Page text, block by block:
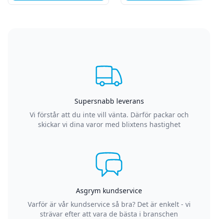
Supersnabb leverans
Vi förstår att du inte vill vänta. Därför packar och
skickar vi dina varor med blixtens hastighet
Asgrym kundservice
Varför är vår kundservice så bra? Det är enkelt - vi
strävar efter att vara de bästa i branschen